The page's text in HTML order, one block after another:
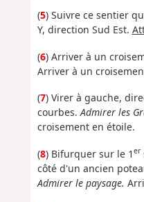
(5) Suivre ce sentier
Y, direction Sud Est.
(6) Arriver à un
Arriver à un
(7) Virer à gauche,
courbes.Admirer les
croisement en étoile.
(8) Bifurquer sur le 1 er
côté d'un ancien
Admirer le paysage.